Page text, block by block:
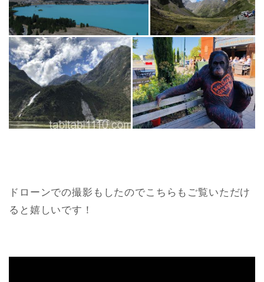
ドローンでの撮影もしたのでこちらもご覧いただけ
ると嬉しいです！